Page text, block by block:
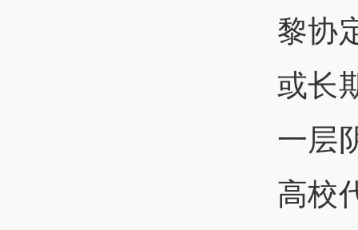
黎协
或长
一层
高校